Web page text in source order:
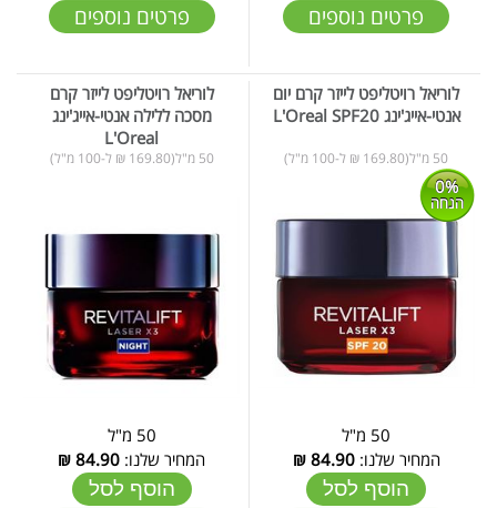
פרטים נוספים פרטים נוספים
לוריאל רויטליפט לייזר קרם יום
אנטי-אייג'ינג L'Oreal SPF20
50 מ"ל(169.80 ₪ ל-100 מ"ל)
0%
הנחה
50 מ"ל
המחיר שלנו:84.90
₪
הוסף לסל
לוריאל רויטליפט לייזר קרם
מסכה ללילה אנטי-אייג'ינג
L'Oreal
50 מ"ל(169.80 ₪ ל-100 מ"ל)
50 מ"ל
המחיר שלנו: 84.90
₪
הוסף לסל